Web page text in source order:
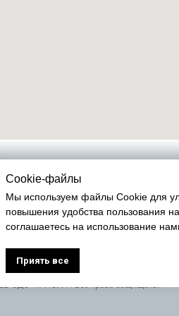
Cookie-файлы
Мы используем файлы Cookie для
повышения удобства пользования
соглашаетесь на использование
Приять все
ОДО “КРИОЛА”. Все права защищены.